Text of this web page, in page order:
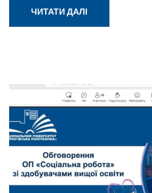
ЧИТАТИ ДАЛІ